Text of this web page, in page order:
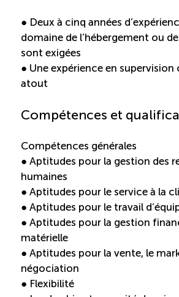
● Deux à cinq années
domaine de l’hébergement ou
sont exigées
● Une expérience en
atout
Compétences et
Compétences générales
● Aptitudes pour la gestion des
humaines
● Aptitudes pour le service à la
● Aptitudes pour le travail
● Aptitudes pour la gestion
matérielle
● Aptitudes pour la vente, le
négociation
● Flexibilité